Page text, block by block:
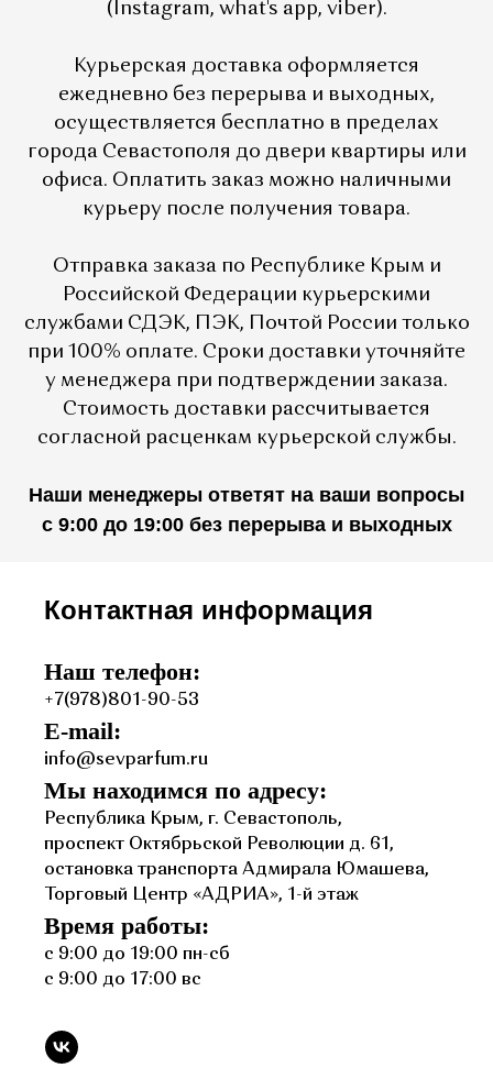
(Instagram, what's app, viber).
Курьерская доставка оформляется
ежедневно без перерыва и выходных,
осуществляется бесплатно в пределах
города Севастополя до двери квартиры или
офиса. Оплатить заказ можно наличными
курьеру после получения товара.
Отправка заказа по Республике Крым и
Российской Федерации курьерскими
службами СДЭК, ПЭК, Почтой России только
при 100% оплате. Сроки доставки уточняйте
у менеджера при подтверждении заказа.
Стоимость доставки рассчитывается
согласной расценкам курьерской службы.
Наши менеджеры ответят на ваши вопросы
с 9:00 до 19:00 без перерыва и выходных
Контактная информация
Наш телефон:
+7(978)801-90-53
E-mail:
info@sevparfum.ru
Мы находимся по адресу:
Республика Крым, г. Севастополь,
проспект Октябрьской Революции д. 61,
остановка транспорта Адмирала Юмашева,
Торговый Центр «АДРИА», 1-й этаж
Время работы:
с 9:00 до 19:00 пн-сб
с 9:00 до 17:00 вс